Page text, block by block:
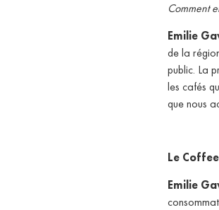
Comment
Emilie
de la
public. La
les cafés
que nous
Le
Emilie